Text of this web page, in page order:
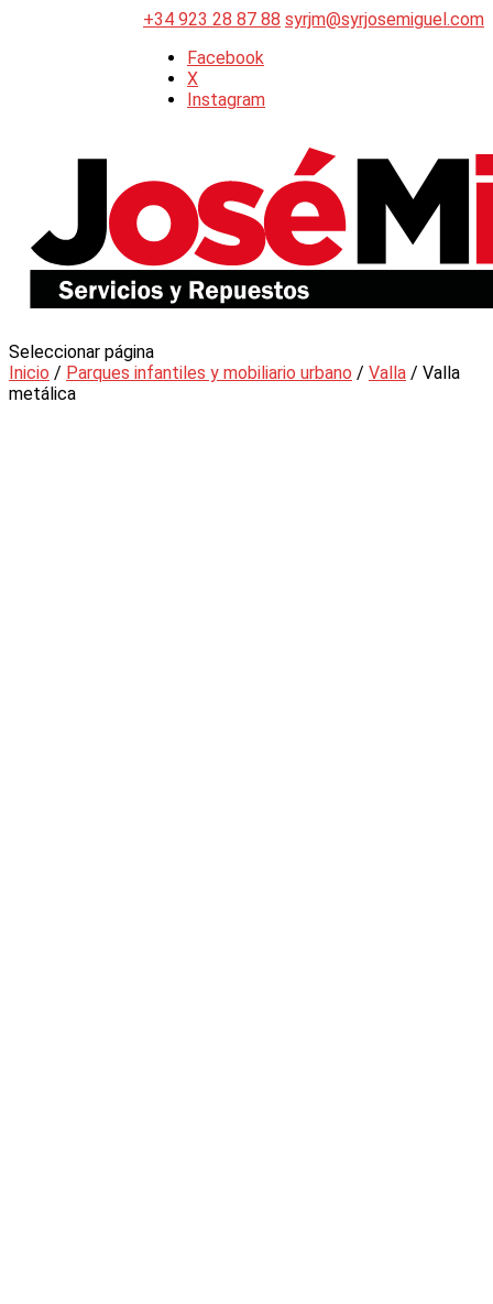
+34 923 28 87 88 syrjm@syrjosemiguel.com
Facebook
X
Instagram
Seleccionar página
Inicio / Parques infantiles y mobiliario urbano / Valla / Valla
metálica